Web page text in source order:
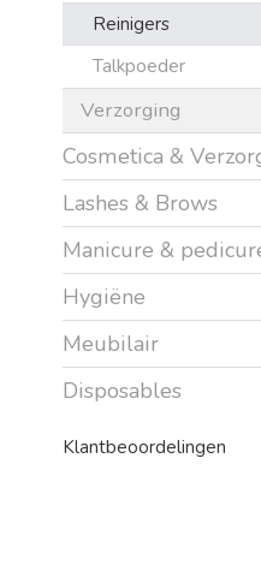
Reinigers
Talkpoeder
Verzorging
Cosmetica &
Lashes & Brows
Manicure &
Hygiëne
Meubilair
Disposables
Klantbeoordelingen